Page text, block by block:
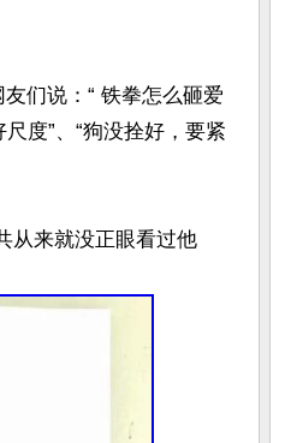
们说：“ 铁拳怎么砸爱
度”、“狗没拴好，要紧
从来就没正眼看过他